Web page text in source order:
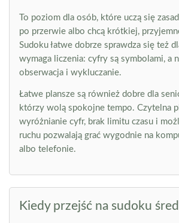
To poziom dla osób, które uczą się
po przerwie albo chcą krótkiej,
Sudoku łatwe dobrze sprawdza się też
wymaga liczenia: cyfry są symbolami, a
obserwacja i wykluczanie.
Łatwe plansze są również dobre dla
którzy wolą spokojne tempo. Czytelna
wyróżnianie cyfr, brak limitu czasu i
ruchu pozwalają grać wygodnie na
albo telefonie.
Kiedy przejść na sudoku